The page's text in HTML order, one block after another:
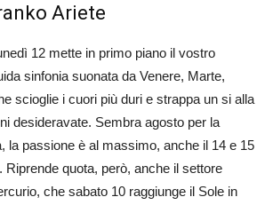
Ariete
12 mette in primo piano il vostro
sinfonia suonata da Venere, Marte,
scioglie i cuori più duri e strappa un si alla
desideravate. Sembra agosto per la
la passione è al massimo, anche il 14 e 15
Riprende quota, però, anche il settore
che sabato 10 raggiunge il Sole in